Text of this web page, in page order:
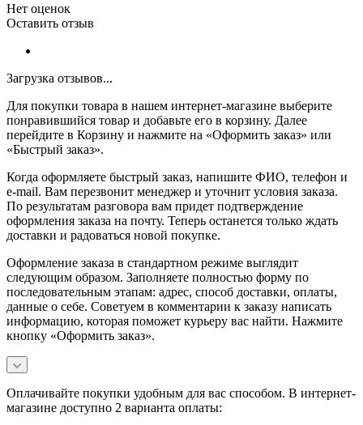
Нет оценок
Оставить отзыв
Загрузка отзывов...
Для покупки товара в нашем интернет-магазине выберите
понравившийся товар и добавьте его в корзину. Далее
перейдите в Корзину и нажмите на «Оформить заказ» или
«Быстрый заказ».
Когда оформляете быстрый заказ, напишите ФИО, телефон и
e-mail. Вам перезвонит менеджер и уточнит условия заказа.
По результатам разговора вам придет подтверждение
оформления заказа на почту. Теперь останется только ждать
доставки и радоваться новой покупке.
Оформление заказа в стандартном режиме выглядит
следующим образом. Заполняете полностью форму по
последовательным этапам: адрес, способ доставки, оплаты,
данные о себе. Советуем в комментарии к заказу написать
информацию, которая поможет курьеру вас найти. Нажмите
кнопку «Оформить заказ».
Оплачивайте покупки удобным для вас способом. В интернет-
магазине доступно 2 варианта оплаты: